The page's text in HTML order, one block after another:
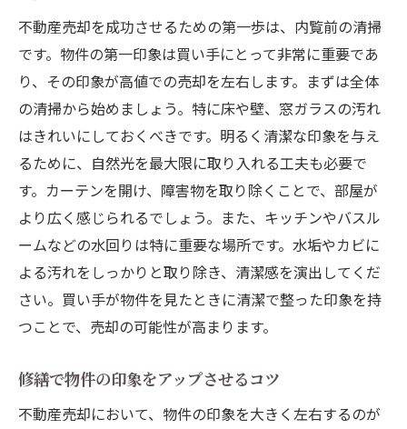
不動産売却を成功させるための第一歩は、内覧前の清掃
です。物件の第一印象は買い手にとって非常に重要であ
り、その印象が高値での売却を左右します。まずは全体
の清掃から始めましょう。特に床や壁、窓ガラスの汚れ
はきれいにしておくべきです。明るく清潔な印象を与え
るために、自然光を最大限に取り入れる工夫も必要で
す。カーテンを開け、障害物を取り除くことで、部屋が
より広く感じられるでしょう。また、キッチンやバスル
ームなどの水回りは特に重要な場所です。水垢やカビに
よる汚れをしっかりと取り除き、清潔感を演出してくだ
さい。買い手が物件を見たときに清潔で整った印象を持
つことで、売却の可能性が高まります。
修繕で物件の印象をアップさせるコツ
不動産売却において、物件の印象を大きく左右するのが